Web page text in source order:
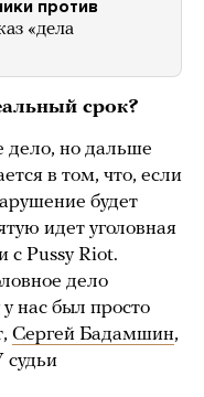
против
«дела
срок?
дело, но дальше
в том, что, если
будет
идет уголовная
с Pussy Riot.
дело
нас был просто
Сергей Бадамшин,
судьи